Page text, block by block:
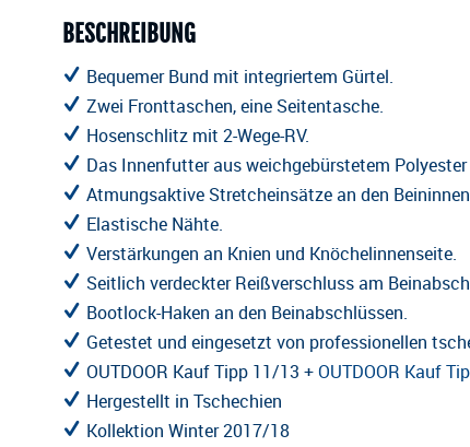
BESCHREIBUNG
Bequemer Bund mit integriertem Gürtel.
Zwei Fronttaschen, eine Seitentasche.
Hosenschlitz mit 2-Wege-RV.
Das Innenfutter aus weichgebürstetem
Atmungsaktive Stretcheinsätze an den
Elastische Nähte.
Verstärkungen an Knien und Knöchelinnenseite.
Seitlich verdeckter Reißverschluss am
Bootlock-Haken an den Beinabschlüssen.
Getestet und eingesetzt von professionellen
OUTDOOR Kauf Tipp 11/13 +OUTDOOR Kauf
Hergestellt in Tschechien
Kollektion Winter 2017/18